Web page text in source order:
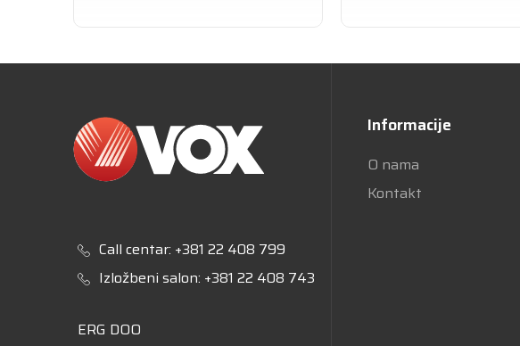
Call centar: +381 22 408 799
Izložbeni salon: +381 22 408 743
ERG DOO
Informacije
O nama
Kontakt